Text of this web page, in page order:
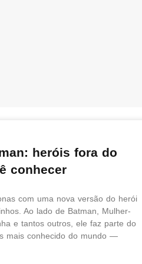
heróis fora do
conhecer
com uma nova versão do herói
Ao lado de Batman, Mulher-
e tantos outros, ele faz parte do
mais conhecido do mundo —